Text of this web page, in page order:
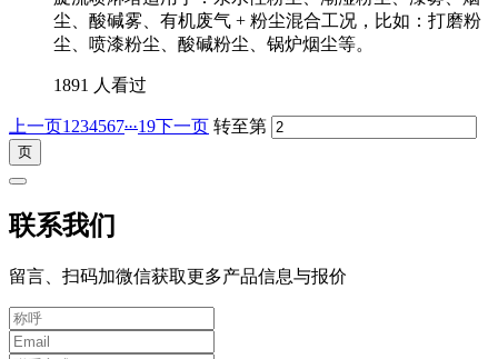
尘、酸碱雾、有机废气 + 粉尘混合工况，比如：打磨粉
尘、喷漆粉尘、酸碱粉尘、锅炉烟尘等。
1891 人看过
上一页1 234567...19下一页 转至第
联系我们
留言、扫码加微信获取更多产品信息与报价